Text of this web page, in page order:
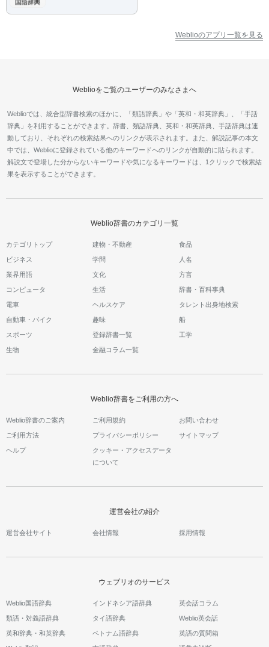
Weblioのアプリ一覧を見る
Weblioをご覧のユーザーのみなさまへ
Weblioでは、統合型辞書検索のほかに、「類語辞典」や「英和・和英辞典」、「手話
辞典」を利用することができます。辞書、類語辞典、英和・和英辞典、手話辞典は連
動しており、それぞれの検索結果へのリンクが表示されます。また、解説記事の本文
中では、Weblioに登録されている他のキーワードへのリンクが自動的に貼られます。
解説文で登場した分からないキーワードや気になるキーワードは、1クリックで検索結
果を表示することができます。
Weblio辞書のカテゴリ一覧
カテゴリトップ 建物・不動産 食品
ビジネス 学問 人名
業界用語 文化 方言
コンピュータ 生活 辞書・百科事典
電車 ヘルスケア タレント出身地検索
自動車・バイク 趣味 船
スポーツ 登録辞書一覧 工学
生物 金融コラム一覧
Weblio辞書をご利用の方へ
Weblio辞書のご案内 ご利用規約 お問い合わせ
ご利用方法 プライバシーポリシー サイトマップ
ヘルプ
クッキー・アクセスデータ
について
運営会社の紹介
運営会社サイト 会社情報 採用情報
ウェブリオのサービス
Weblio国語辞典
類語・対義語辞典
英和辞典・和英辞典
インドネシア語辞典
タイ語辞典
ベトナム語辞典
英会話コラム
Weblio英会話
英語の質問箱